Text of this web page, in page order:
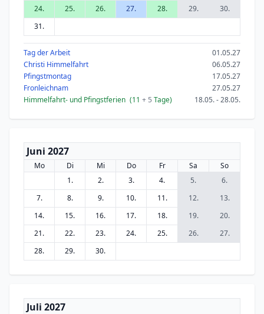
24. 25. 26. 27. 28. 29.
30.
31.
Tag der Arbeit
01.05.27
Christi Himmelfahrt
06.05.27
Pfingstmontag
17.05.27
Fronleichnam
27.05.27
Himmelfahrt- und Pfingstferien (11 + 5 Tage) 18.05. - 28.05.
Juni 2027
Mo Di Mi Do Fr Sa
So
1.
2. 3. 4. 5.
6.
7.
8. 9. 10. 11. 12.
13.
14.
15. 16. 17. 18. 19.
20.
21.
22. 23. 24. 25. 26.
27.
28.
29. 30.
Juli 2027